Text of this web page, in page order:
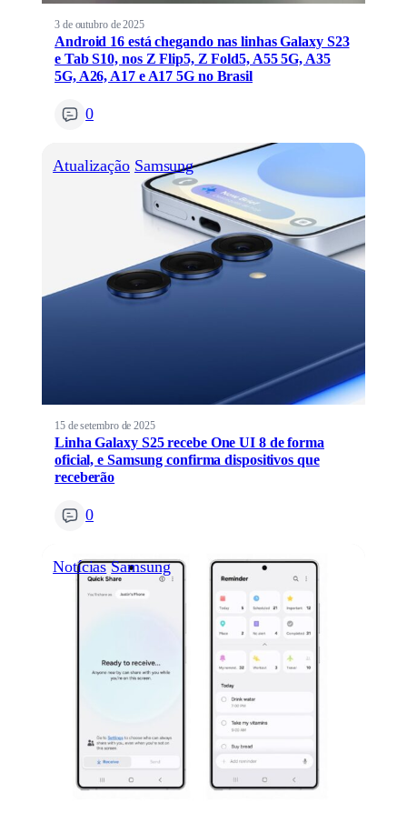
3 de outubro de 2025
Android 16 está chegando nas linhas Galaxy S23
e Tab S10, nos Z Flip5, Z Fold5, A55 5G, A35
5G, A26, A17 e A17 5G no Brasil
0
Atualização Samsung
15 de setembro de 2025
Linha Galaxy S25 recebe One UI 8 de forma
oficial, e Samsung confirma dispositivos que
receberão
0
Notícias Samsung